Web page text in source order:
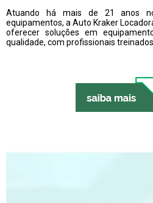
Atuando há mais de 21 anos
equipamentos, a Auto Kraker
oferecer soluções em
qualidade, com profissionais